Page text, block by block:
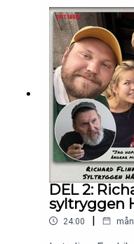
DEL 2:
syltryggen
24:00 |